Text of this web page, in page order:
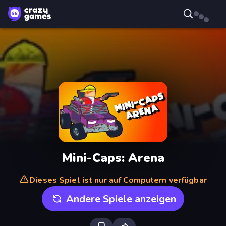
Mini-Caps: Arena
Dieses Spiel ist nur auf Computern verfügbar
Andere Spiele anzeigen